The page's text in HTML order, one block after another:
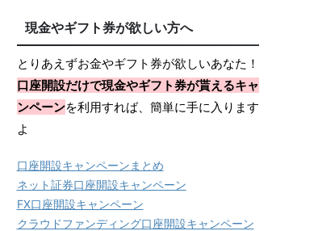
現金やギフト券が欲しい方へ
とりあえずお金やギフト券が欲しいあなた！
口座開設だけで現金やギフト券が貰えるキャ
ンペーンを利用すれば、簡単に手に入ります
よ
口座開設キャンペーンまとめ
ネット証券口座開設キャンペーン
FX口座開設キャンペーン
クラウドファンディング口座開設キャンペーン